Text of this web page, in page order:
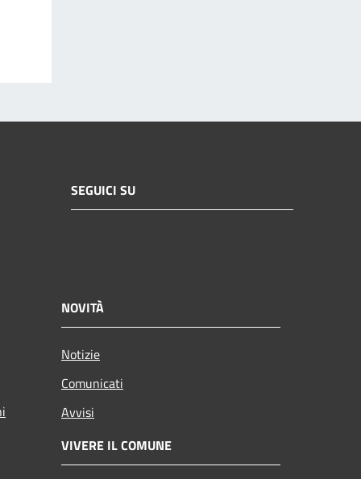
SEGUICI SU
NOVITÀ
Notizie
Comunicati
Avvisi
VIVERE IL COMUNE